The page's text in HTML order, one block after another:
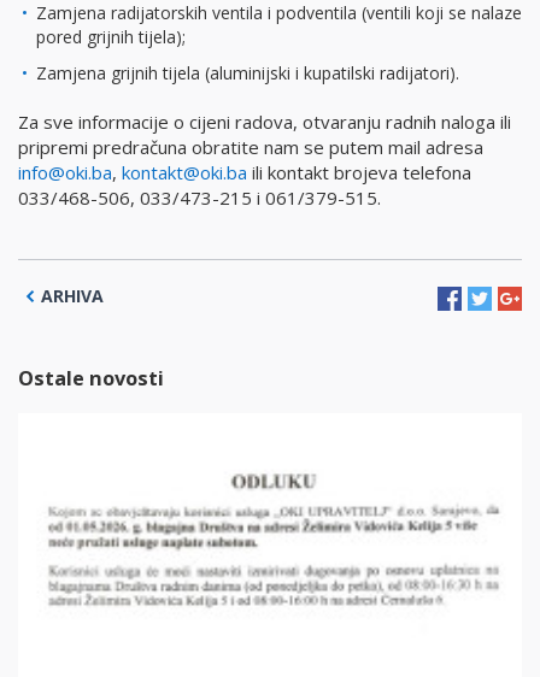
Zamjena radijatorskih ventila i podventila (ventili koji se nalaze
pored grijnih tijela);
Zamjena grijnih tijela (aluminijski i kupatilski radijatori).
Za sve informacije o cijeni radova, otvaranju radnih naloga ili
pripremi predračuna obratite nam se putem mail adresa
info@oki.ba, kontakt@oki.ba ili kontakt brojeva telefona
033/468-506, 033/473-215 i 061/379-515.
ARHIVA
Ostale novosti